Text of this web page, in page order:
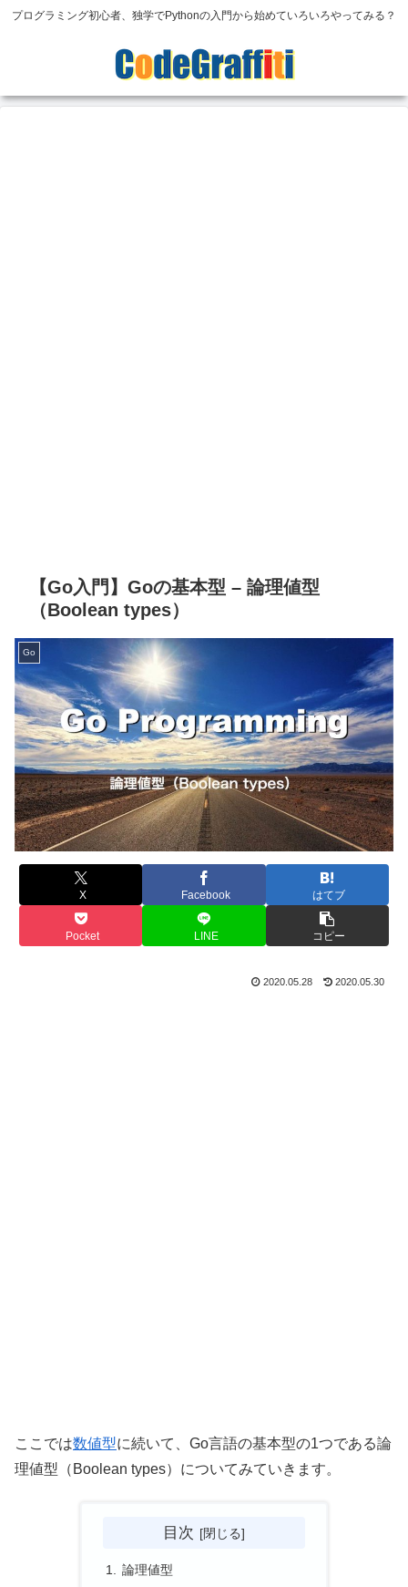
プログラミング初心者、独学でPythonの入門から始めていろいろやってみる？
【Go入門】Goの基本型 – 論理値型
（Boolean types）
Go
X Facebook はてブ
Pocket LINE コピー
2020.05.28 2020.05.30
ここでは数値型に続いて、Go言語の基本型の1つである論
理値型（Boolean types）についてみていきます。
目次
論理値型